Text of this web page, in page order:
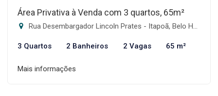
Área Privativa à Venda com 3 quartos, 65m²
Rua Desembargador Lincoln Prates - Itapoã, Belo Horizonte-MG
3 Quartos 2 Banheiros 2 Vagas 65 m²
Mais informações